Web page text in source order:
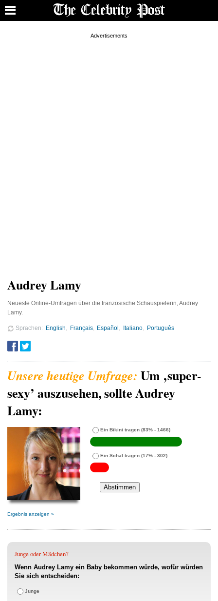
Audrey Lamy
Neueste Online-Umfragen über die französische Schauspielerin, Audrey
Lamy.
Sprachen English Français Español Italiano Português
Um ‚super-
sexy’ auszusehen, sollte Audrey
Lamy:
Ein Bikini tragen (83% - 1466)
Ein Schal tragen (17% - 302)
Ergebnis anzeigen »
Junge oder Mädchen?
Wenn Audrey Lamy ein Baby bekommen würde, wofür würden
Sie sich entscheiden:
Junge